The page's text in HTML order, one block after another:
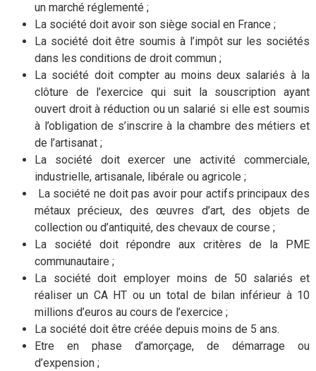
un marché réglementé ;
La société doit avoir son siège social en France ;
La société doit être soumis à l’impôt sur les sociétés
dans les conditions de droit commun ;
La société doit compter au moins deux salariés à la
clôture de l’exercice qui suit la souscription ayant
ouvert droit à réduction ou un salarié si elle est soumis
à l’obligation de s’inscrire à la chambre des métiers et
de l’artisanat ;
La société doit exercer une activité commerciale,
industrielle, artisanale, libérale ou agricole ;
La société ne doit pas avoir pour actifs principaux des
métaux précieux, des œuvres d’art, des objets de
collection ou d’antiquité, des chevaux de course ;
La société doit répondre aux critères de la PME
communautaire ;
La société doit employer moins de 50 salariés et
réaliser un CA HT ou un total de bilan inférieur à 10
millions d’euros au cours de l’exercice ;
La société doit être créée depuis moins de 5 ans.
Etre en phase d’amorçage, de démarrage ou
d’expension ;